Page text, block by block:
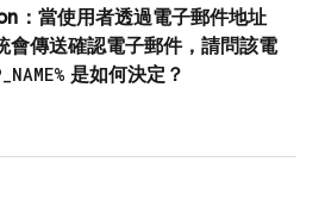
： 當使用者透過電子郵件地址
會傳送確認電子郵件，請問該電
_NAME% 是如何決定？